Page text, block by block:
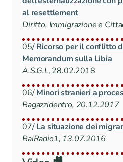
al resettlement
Diritto, Immigrazione e
05/ Ricorso per il conflitto
Memorandum sulla Libia
A.S.G.I., 28.02.2018
06/ Minori stranieri a
Ragazzidentro, 20.12.2017
07/ La situazione dei
RaiRadio1, 13.07.2016